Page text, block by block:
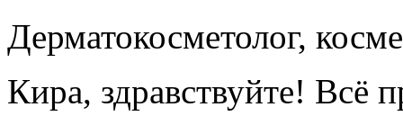
Дерматокосметолог,
Кира, здравствуйте! Всё